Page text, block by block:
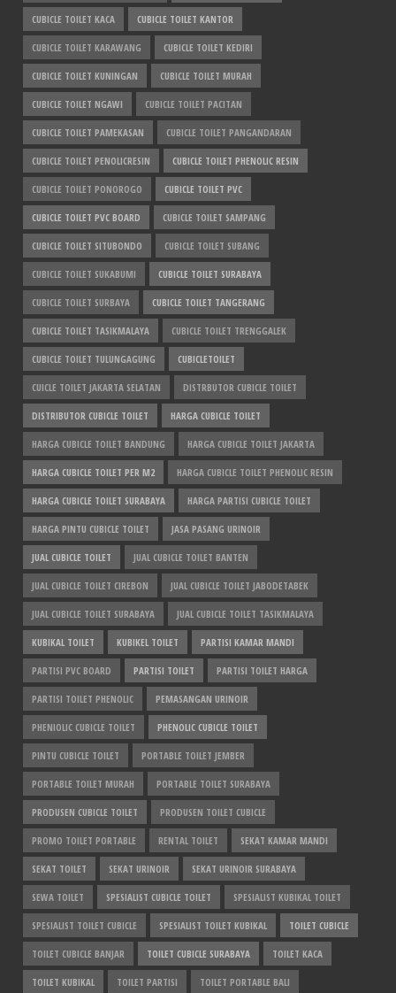
CUBICLE TOILET KACA CUBICLE TOILET KANTOR
CUBICLE TOILET KARAWANG CUBICLE TOILET KEDIRI
CUBICLE TOILET KUNINGAN CUBICLE TOILET MURAH
CUBICLE TOILET NGAWI CUBICLE TOILET PACITAN
CUBICLE TOILET PAMEKASAN CUBICLE TOILET PANGANDARAN
CUBICLE TOILET PENOLICRESIN CUBICLE TOILET PHENOLIC RESIN
CUBICLE TOILET PONOROGO CUBICLE TOILET PVC
CUBICLE TOILET PVC BOARD CUBICLE TOILET SAMPANG
CUBICLE TOILET SITUBONDO CUBICLE TOILET SUBANG
CUBICLE TOILET SUKABUMI CUBICLE TOILET SURABAYA
CUBICLE TOILET SURBAYA CUBICLE TOILET TANGERANG
CUBICLE TOILET TASIKMALAYA CUBICLE TOILET TRENGGALEK
CUBICLE TOILET TULUNGAGUNG CUBICLETOILET
CUICLE TOILET JAKARTA SELATAN DISTRBUTOR CUBICLE TOILET
DISTRIBUTOR CUBICLE TOILET HARGA CUBICLE TOILET
HARGA CUBICLE TOILET BANDUNG HARGA CUBICLE TOILET JAKARTA
HARGA CUBICLE TOILET PER M2 HARGA CUBICLE TOILET PHENOLIC RESIN
HARGA CUBICLE TOILET SURABAYA HARGA PARTISI CUBICLE TOILET
HARGA PINTU CUBICLE TOILET JASA PASANG URINOIR
JUAL CUBICLE TOILET JUAL CUBICLE TOILET BANTEN
JUAL CUBICLE TOILET CIREBON JUAL CUBICLE TOILET JABODETABEK
JUAL CUBICLE TOILET SURABAYA JUAL CUBICLE TOILET TASIKMALAYA
KUBIKAL TOILET KUBIKEL TOILET PARTISI KAMAR MANDI
PARTISI PVC BOARD PARTISI TOILET PARTISI TOILET HARGA
PARTISI TOILET PHENOLIC PEMASANGAN URINOIR
PHENIOLIC CUBICLE TOILET PHENOLIC CUBICLE TOILET
PINTU CUBICLE TOILET PORTABLE TOILET JEMBER
PORTABLE TOILET MURAH PORTABLE TOILET SURABAYA
PRODUSEN CUBICLE TOILET PRODUSEN TOILET CUBICLE
PROMO TOILET PORTABLE RENTAL TOILET SEKAT KAMAR MANDI
SEKAT TOILET SEKAT URINOIR SEKAT URINOIR SURABAYA
SEWA TOILET SPESIALIST CUBICLE TOILET SPESIALIST KUBIKAL TOILET
SPESIALIST TOILET CUBICLE SPESIALIST TOILET KUBIKAL TOILET CUBICLE
TOILET CUBICLE BANJAR TOILET CUBICLE SURABAYA TOILET KACA
TOILET KUBIKAL TOILET PARTISI TOILET PORTABLE BALI